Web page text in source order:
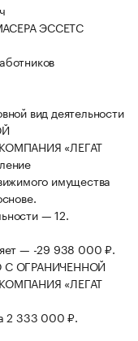
ЭССЕТС
вид деятельности
«ЛЕГАТ
имущества
— 12.
— -29 938 000 ₽.
С ОГРАНИЧЕННОЙ
«ЛЕГАТ
2 333 000 ₽.